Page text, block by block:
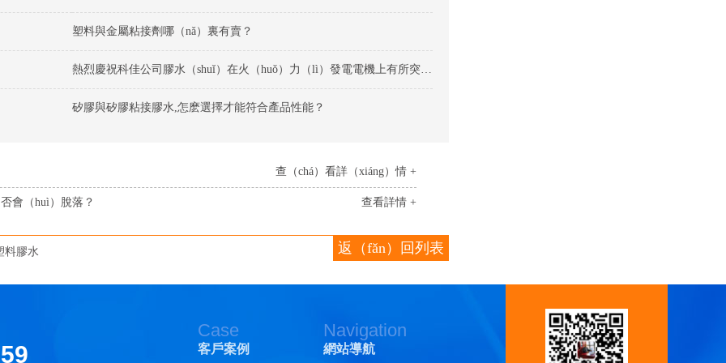
塑料與金屬粘接劑哪（nǎ）裏有賣？
熱烈慶祝科佳公司膠水（shuǐ）在火（huǒ）力（lì）發電電機上有所突破！
矽膠與矽膠粘接膠水,怎麽選擇才能符合產品性能？
查（chá）看詳（xiáng）情 +
查看詳情 +
會（huì）脫落？
返（fǎn）回列表
料膠水
Case
客戶案例
Navigation
網站導航